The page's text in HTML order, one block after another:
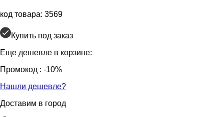
код товара: 3569
Купить под заказ
Еще дешевле в корзине:
Промокод : -10%
Нашли дешевле?
Доставим в город